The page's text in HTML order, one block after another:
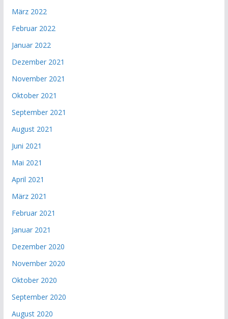
März 2022
Februar 2022
Januar 2022
Dezember 2021
November 2021
Oktober 2021
September 2021
August 2021
Juni 2021
Mai 2021
April 2021
März 2021
Februar 2021
Januar 2021
Dezember 2020
November 2020
Oktober 2020
September 2020
August 2020